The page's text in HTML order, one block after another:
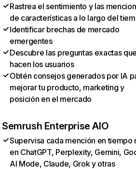
Rastrea el sentimiento y las
de características a lo largo del
Identificar brechas de mercado
emergentes
Descubre las preguntas exactas
hacen los usuarios
Obtén consejos generados por IA
mejorar tu producto, marketing y
posición en el mercado
Semrush Enterprise AIO
Supervisa cada mención en tiempo
en ChatGPT, Perplexity, Gemini,
AI Mode, Claude, Grok y otras